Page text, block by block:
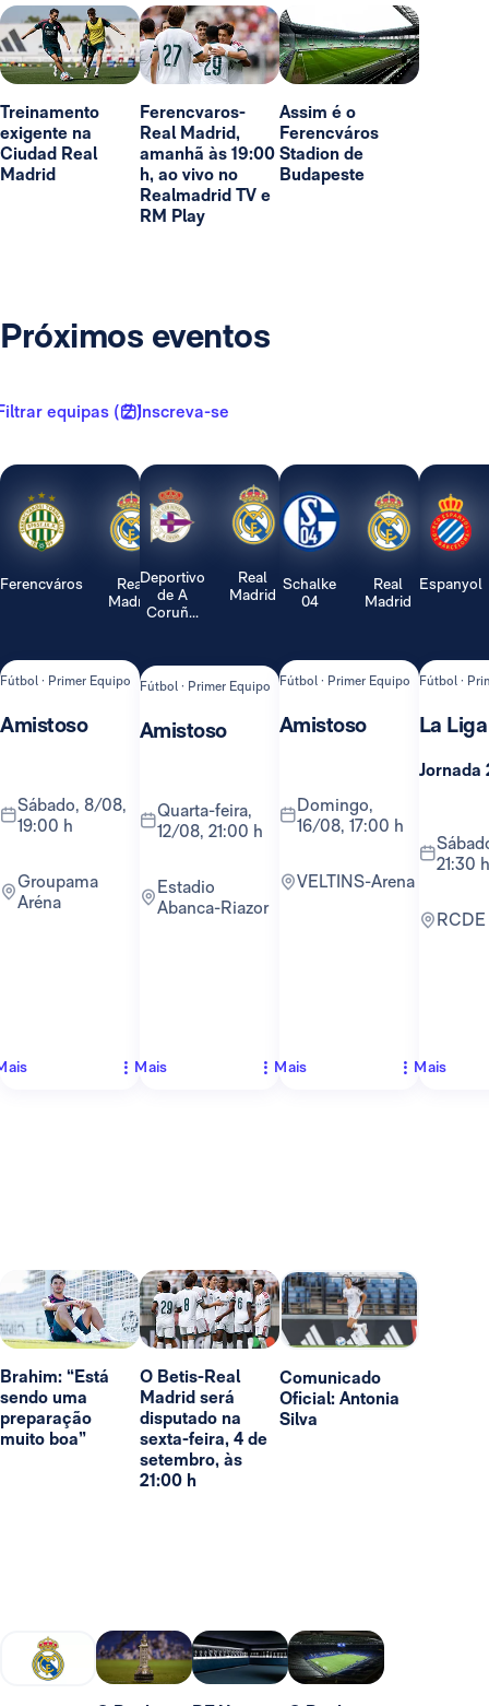
Treinamento
exigente na
Ciudad Real
Madrid
Ferencvaros-
Real Madrid,
amanhã às 19:00
h, ao vivo no
Realmadrid TV e
RM Play
Assim é o
Ferencváros
Stadion de
Budapeste
Próximos eventos
equipas ( 2 )Inscreva-se
Ferencváros
Real
Madrid
Fútbol · Primer Equipo
Amistoso
sábado, 8/08,
19:00 h
Groupama
Aréna
Deportivo
de A
Coruñ...
Real
Madrid
Fútbol · Primer Equipo
Amistoso
quarta-feira,
12/08, 21:00 h
Estadio
Abanca-Riazor
Mais
Schalke
04
Real
Madrid
Fútbol · Primer Equipo
Amistoso
domingo,
16/08, 17:00 h
VELTINS-Arena
Mais
Espanyol
Fútbol ·
La Liga
Jornada
sábado, 22/08,
21:30 h
Mais
Brahim: “Está
sendo uma
preparação
muito boa”
O Betis-Real
Madrid será
disputado na
sexta-feira, 4 de
setembro, às
21:00 h
Comunicado
Oficial: Antonia
Silva